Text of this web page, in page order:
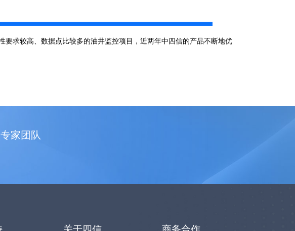
要求较高、数据点比较多的油井监控项目，近两年中四信的产品不断地优
家团队